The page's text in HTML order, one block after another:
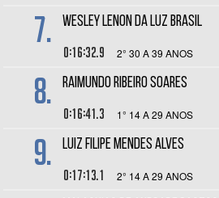
7. WESLEY LENON DA LUZ BRASIL
0:16:32.9 2° 30 A 39 ANOS
8. RAIMUNDO RIBEIRO SOARES
0:16:41.3 1° 14 A 29 ANOS
9. LUIZ FILIPE MENDES ALVES
0:17:13.1 2° 14 A 29 ANOS